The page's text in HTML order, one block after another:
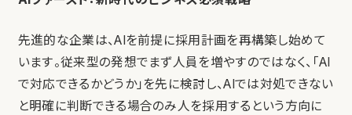
先進的な企業は、AIを前提に採用計画を再構築し始めて
います。従来型の発想でまず人員を増やすのではなく、「AI
で対応できるかどうか」を先に検討し、AIでは対処できない
と明確に判断できる場合のみ人を採用するという方向に